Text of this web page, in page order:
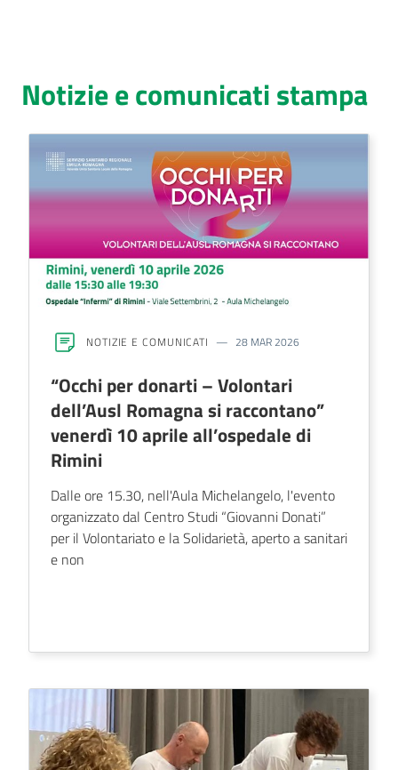
Notizie e comunicati stampa
NOTIZIE E COMUNICATI 28 MAR 2026
“Occhi per donarti – Volontari
dell’Ausl Romagna si raccontano”
venerdì 10 aprile all’ospedale di
Rimini
Dalle ore 15.30, nell'Aula Michelangelo, l'evento
organizzato dal Centro Studi “Giovanni Donati”
per il Volontariato e la Solidarietà, aperto a sanitari
e non